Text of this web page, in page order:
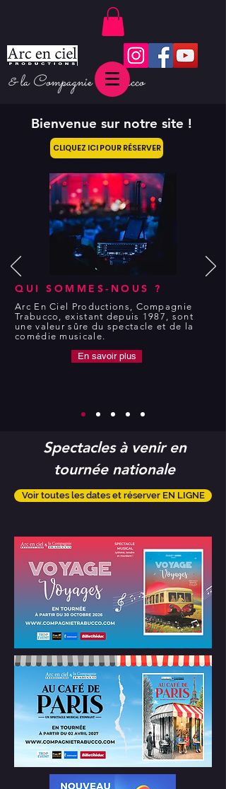
& la Compagnie Trabucco
Bienvenue sur notre site !
CLIQUEZ ICI POUR RÉSERVER
QUI SOMMES-NOUS ?
Arc En Ciel Productions, Compagnie
Trabucco, existant depuis 1987, sont
une valeur sûre du spectacle et de la
comédie musicale.
En savoir plus
Spectacles à venir en
tournée nationale
Voir toutes les dates et réserver EN LIGNE